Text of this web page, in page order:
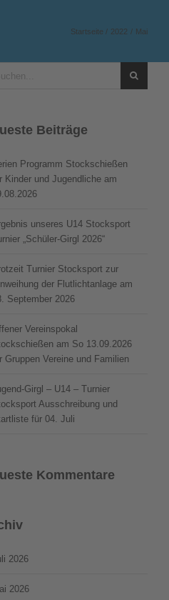
Startseite 2022 Mai
Beiträge
Programm Stockschießen
Kinder und Jugendliche am
unseres U14 Stocksport
„Schüler-Girgl 2026“
Turnier Stocksport zur
der Flutlichtanlage am
September 2026
Vereinspokal
am So 13.09.2026
Gruppen Vereine und Familien
Girgl – U14 – Turnier
Ausschreibung und
für 04. Juli
Kommentare
2026
2026